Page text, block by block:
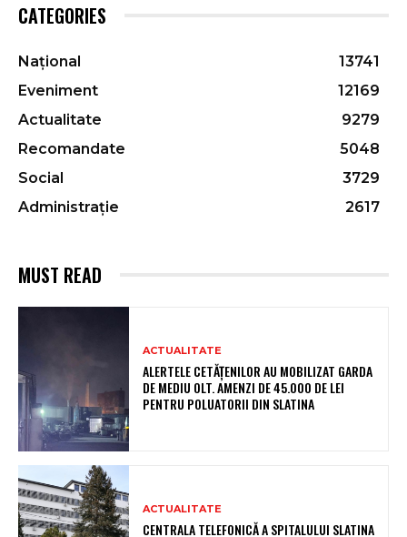
CATEGORIES
Național
13741
Eveniment
12169
Actualitate
9279
Recomandate
5048
Social
3729
Administrație
2617
MUST READ
ACTUALITATE
ALERTELE CETĂȚENILOR AU MOBILIZAT GARDA
DE MEDIU OLT. AMENZI DE 45.000 DE LEI
PENTRU POLUATORII DIN SLATINA
ACTUALITATE
CENTRALA TELEFONICĂ A SPITALULUI SLATINA